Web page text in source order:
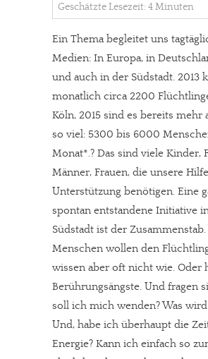
Geschätzte Lesezeit: 4 Minuten
Ein Thema begleitet uns
Medien: In Europa, in
und auch in der Südstadt. 2013
monatlich circa 2200
Köln, 2015 sind es bereits mehr
so viel: 5300 bis 6000
Monat*.? Das sind viele Kinder,
Männer, Frauen, die unsere
Unterstützung benötigen. Eine
spontan entstandene Initiative
Südstadt ist der
Menschen wollen den
wissen aber oft nicht wie. Oder
Berührungsängste. Und fragen
soll ich mich wenden? Was
Und, habe ich überhaupt die
Energie? Kann ich einfach so